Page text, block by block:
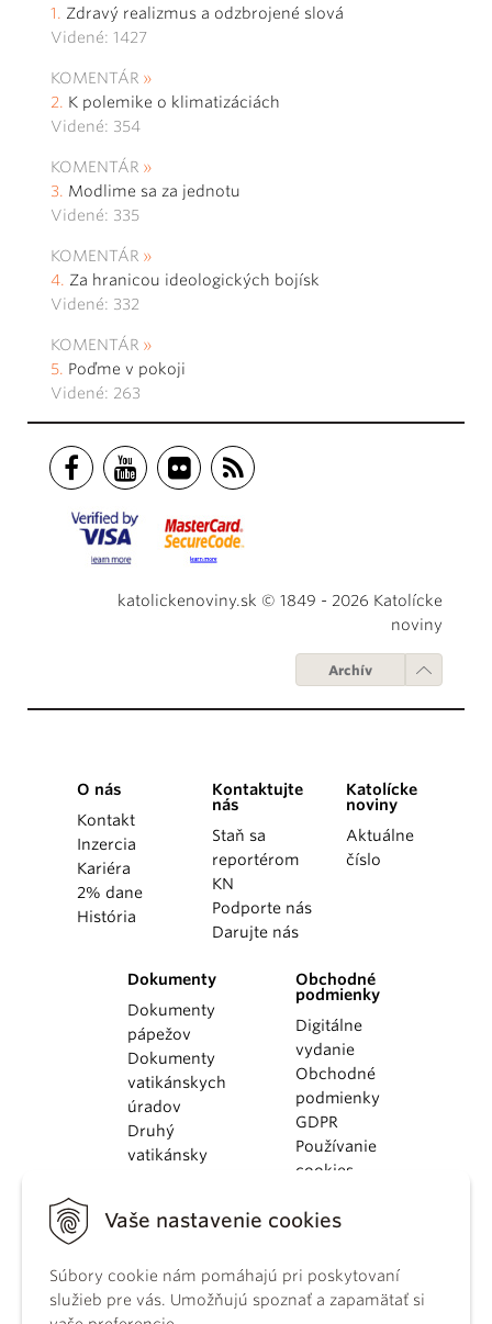
Vaše nastavenie cookies
Súbory cookie nám pomáhajú pri poskytovaní
služieb pre vás. Umožňujú spoznať a zapamätať si
Zdravý realizmus a odzbrojené slová
Videné: 1427
KOMENTÁR
K polemike o klimatizáciách
Videné: 354
KOMENTÁR
Modlime sa za jednotu
Videné: 335
KOMENTÁR
Za hranicou ideologických bojísk
Videné: 332
KOMENTÁR
Poďme v pokoji
Videné: 263
katolickenoviny.sk © 1849 - 2026 Katolícke
noviny
Archív
O nás
Kontakt
Inzercia
Kariéra
2% dane
História
Kontaktujte
nás
Staň sa
reportérom
KN
Podporte nás
Darujte nás
Katolícke
noviny
Aktuálne
číslo
Dokumenty
Dokumenty
pápežov
Dokumenty
vatikánskych
úradov
Druhý
vatikánsky
KBS
kánonického
práva
Obchodné
podmienky
Digitálne
vydanie
Obchodné
podmienky
GDPR
Používanie
cookies